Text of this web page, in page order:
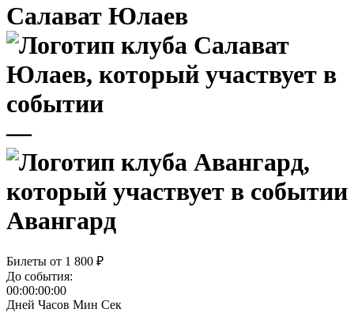
Салават Юлаев
—
Авангард
Билеты от 1 800 ₽
До события:
00:00:00:00
Дней Часов Мин Сек